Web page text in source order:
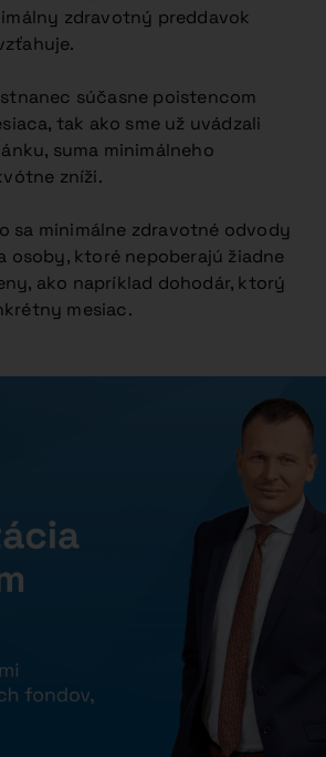
zdravotný preddavok
súčasne poistencom
tak ako sme už uvádzali
suma minimálneho
zníži.
sa minimálne zdravotné odvody
osoby, ktoré nepoberajú žiadne
ako napríklad dohodár, ktorý
mesiac.